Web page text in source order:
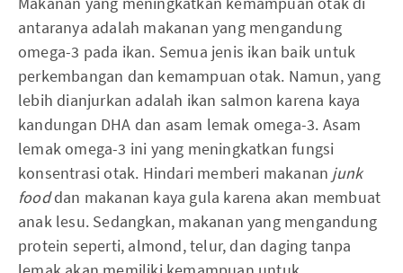
antaranya adalah makanan yang mengandung
omega-3 pada ikan. Semua jenis ikan baik untuk
perkembangan dan kemampuan otak. Namun, yang
lebih dianjurkan adalah ikan salmon karena kaya
kandungan DHA dan asam lemak omega-3. Asam
lemak omega-3 ini yang meningkatkan fungsi
konsentrasi otak. Hindari memberi makanan junk
fooddan makanan kaya gula karena akan membuat
anak lesu. Sedangkan, makanan yang mengandung
protein seperti, almond, telur, dan daging tanpa